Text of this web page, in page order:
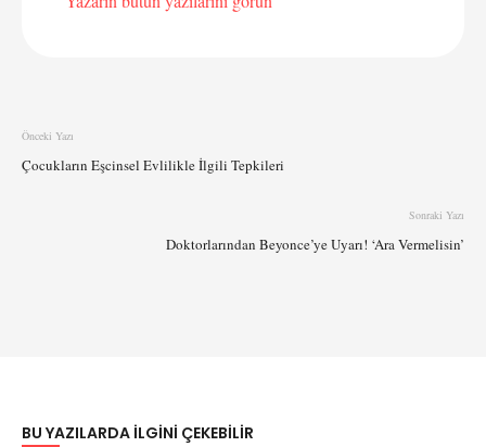
Önceki Yazı
Çocukların Eşcinsel Evlilikle İlgili Tepkileri
Sonraki Yazı
Doktorlarından Beyonce’ye Uyarı! ‘Ara Vermelisin’
BU YAZILARDA ILGINI ÇEKEBILIR